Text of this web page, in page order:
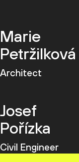
Marie
Petržilková
Architect
Josef
Pořízka
Civil Engineer